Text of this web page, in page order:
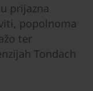
prijazna
popolnoma
ter
Tondach